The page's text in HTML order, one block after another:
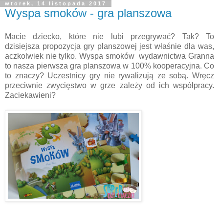
wtorek, 14 listopada 2017
Wyspa smoków - gra planszowa
Macie dziecko, które nie lubi przegrywać? Tak? To
dzisiejsza propozycja gry planszowej jest właśnie dla was,
aczkolwiek nie tylko. Wyspa smoków wydawnictwa Granna
to nasza pierwsza gra planszowa w 100% kooperacyjna. Co
to znaczy? Uczestnicy gry nie rywalizują ze sobą. Wręcz
przeciwnie zwycięstwo w grze zależy od ich współpracy.
Zaciekawieni?